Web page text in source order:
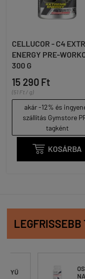
CELLUCOR - C4
ENERGY PRE-
300 G
15 290 Ft
(51 Ft / g)
akár -12% és
szállítás Gymstore
tagként
 KOSÁRBA
200 MCG